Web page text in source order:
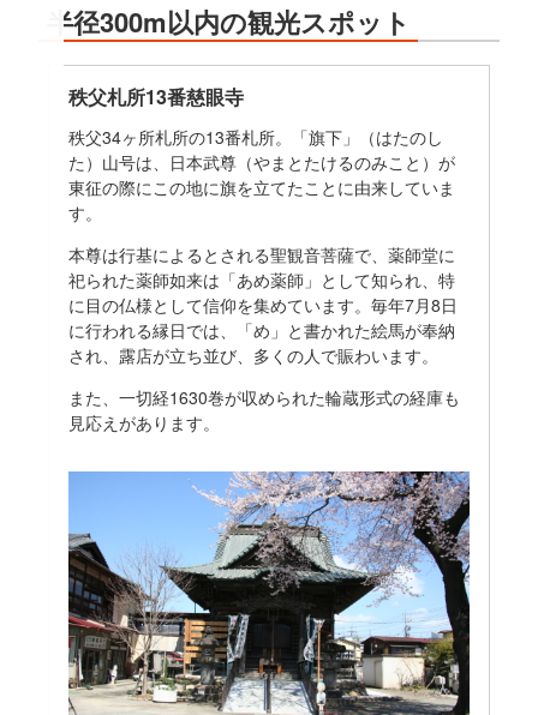
半径300m以内の観光スポット
秩父札所13番慈眼寺
秩父34ヶ所札所の13番札所。「旗下」（はたのし
た）山号は、日本武尊（やまとたけるのみこと）が
東征の際にこの地に旗を立てたことに由来していま
す。
本尊は行基によるとされる聖観音菩薩で、薬師堂に
祀られた薬師如来は「あめ薬師」として知られ、特
に目の仏様として信仰を集めています。毎年7月8日
に行われる縁日では、「め」と書かれた絵馬が奉納
され、露店が立ち並び、多くの人で賑わいます。
また、一切経1630巻が収められた輪蔵形式の経庫も
見応えがあります。